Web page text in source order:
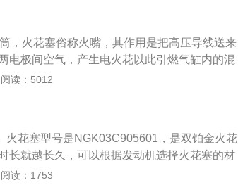
这款车采用的是家族式的设计，采用了全黑
的是分层设计，在一定程度上提升了内饰的质
，火花塞俗称火嘴，其作用是把高压导线送来
电极间空气，产生电火花以此引燃气缸内的混
火花塞、缘体突出型火花塞、电极型火花塞、
了轴距，使威驰的内部空间更加充裕，后排的
技感。
阅读：5012
火花塞型号是NGK03C905601，是双铂金火花
长就越长久，可以根据发动机选择火花塞的材
下：1、拔下点火线圈线束插头，拆卸点火线
阅读：1753